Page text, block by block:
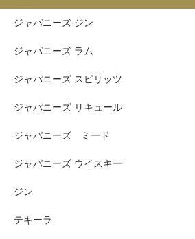
ジャパニーズ ジン
ジャパニーズ ラム
ジャパニーズ スピリッツ
ジャパニーズ リキュール
ジャパニーズ ミード
ジャパニーズ ウイスキー
ジン
テキーラ